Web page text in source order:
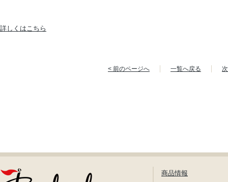
詳しくはこちら
< 前のページへ 一覧へ戻る
商品情報